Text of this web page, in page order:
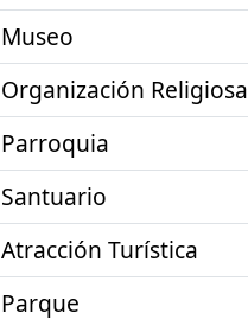
Museo
Organización Religiosa
Parroquia
Santuario
Atracción Turística
Parque